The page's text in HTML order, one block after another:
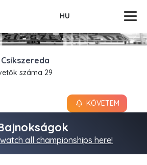
HU
Csíkszereda
száma 29
KÖVETEM
all championships here!